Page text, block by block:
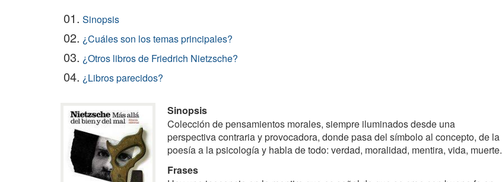
01. Sinopsis
02. ¿Cuáles son los temas principales?
03. ¿Otros libros de Friedrich Nietzsche?
04. ¿Libros parecidos?
Sinopsis
Colección de pensamientos morales, siempre iluminados desde una
perspectiva contraria y provocadora, donde pasa del símbolo al concepto, de la
poesía a la psicología y habla de todo: verdad, moralidad, mentira, vida, muerte.
Frases